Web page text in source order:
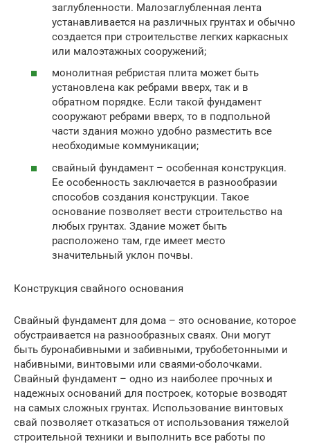
заглубленности. Малозаглубленная лента
устанавливается на различных грунтах и обычно
создается при строительстве легких каркасных
или малоэтажных сооружений;
монолитная ребристая плита может быть
установлена как ребрами вверх, так и в
обратном порядке. Если такой фундамент
сооружают ребрами вверх, то в подпольной
части здания можно удобно разместить все
необходимые коммуникации;
свайный фундамент – особенная конструкция.
Ее особенность заключается в разнообразии
способов создания конструкции. Такое
основание позволяет вести строительство на
любых грунтах. Здание может быть
расположено там, где имеет место
значительный уклон почвы.
Конструкция свайного основания
Свайный фундамент для дома – это основание, которое
обустраивается на разнообразных сваях. Они могут
быть буронабивными и забивными, трубобетонными и
набивными, винтовыми или сваями-оболочками.
Свайный фундамент – одно из наиболее прочных и
надежных оснований для построек, которые возводят
на самых сложных грунтах. Использование винтовых
свай позволяет отказаться от использования тяжелой
строительной техники и выполнить все работы по